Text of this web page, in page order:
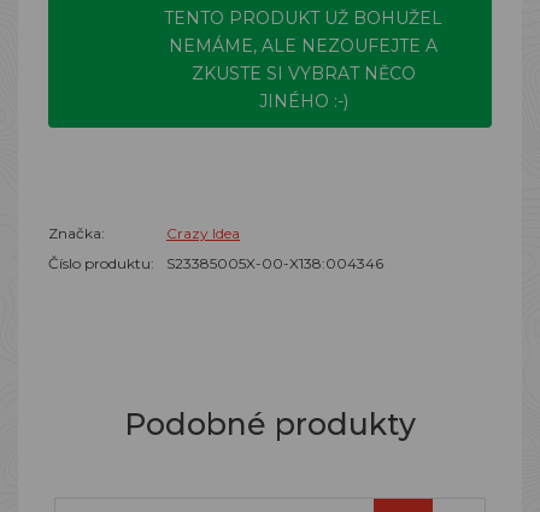
TENTO PRODUKT UŽ BOHUŽEL
NEMÁME, ALE NEZOUFEJTE A
ZKUSTE SI VYBRAT NĚCO
JINÉHO :-)
Značka:
Crazy Idea
Číslo produktu:
S23385005X-00-X138:004346
Podobné produkty